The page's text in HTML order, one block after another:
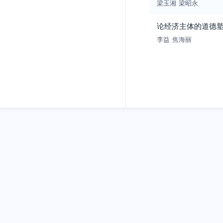
梁玉湘 梁昭永
论经济主体的道德
李益 焦海丽